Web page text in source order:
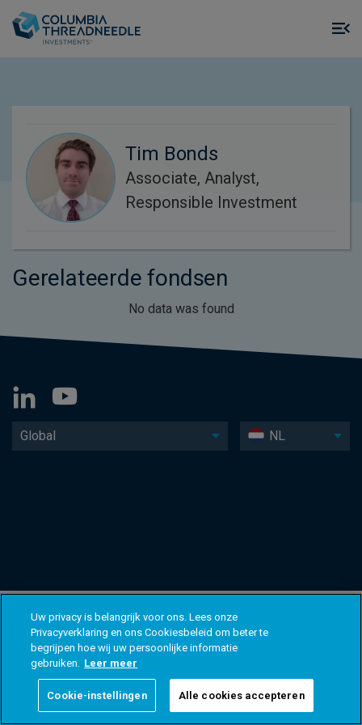
Tim Bonds
Associate, Analyst,
Responsible Investment
Gerelateerde fondsen
No data was found
Global NL
Uw privacy is belangrijk voor ons. Lees onze
Privacyverklaring en ons Cookiesbeleid om beter te
begrijpen hoe wij uw persoonlijke informatie
gebruiken. Leer meer
Cookie-instellingen Alle cookies accepteren